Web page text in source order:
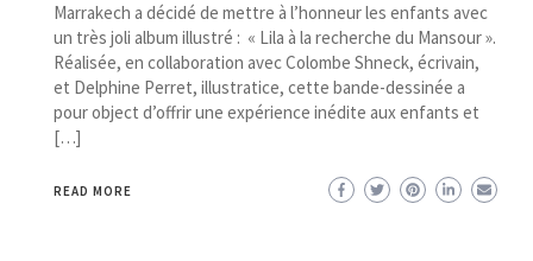
Marrakech a décidé de mettre à l’honneur les enfants avec
un très joli album illustré : « Lila à la recherche du Mansour ».
Réalisée, en collaboration avec Colombe Shneck, écrivain,
et Delphine Perret, illustratice, cette bande-dessinée a
pour object d’offrir une expérience inédite aux enfants et
[…]
READ MORE